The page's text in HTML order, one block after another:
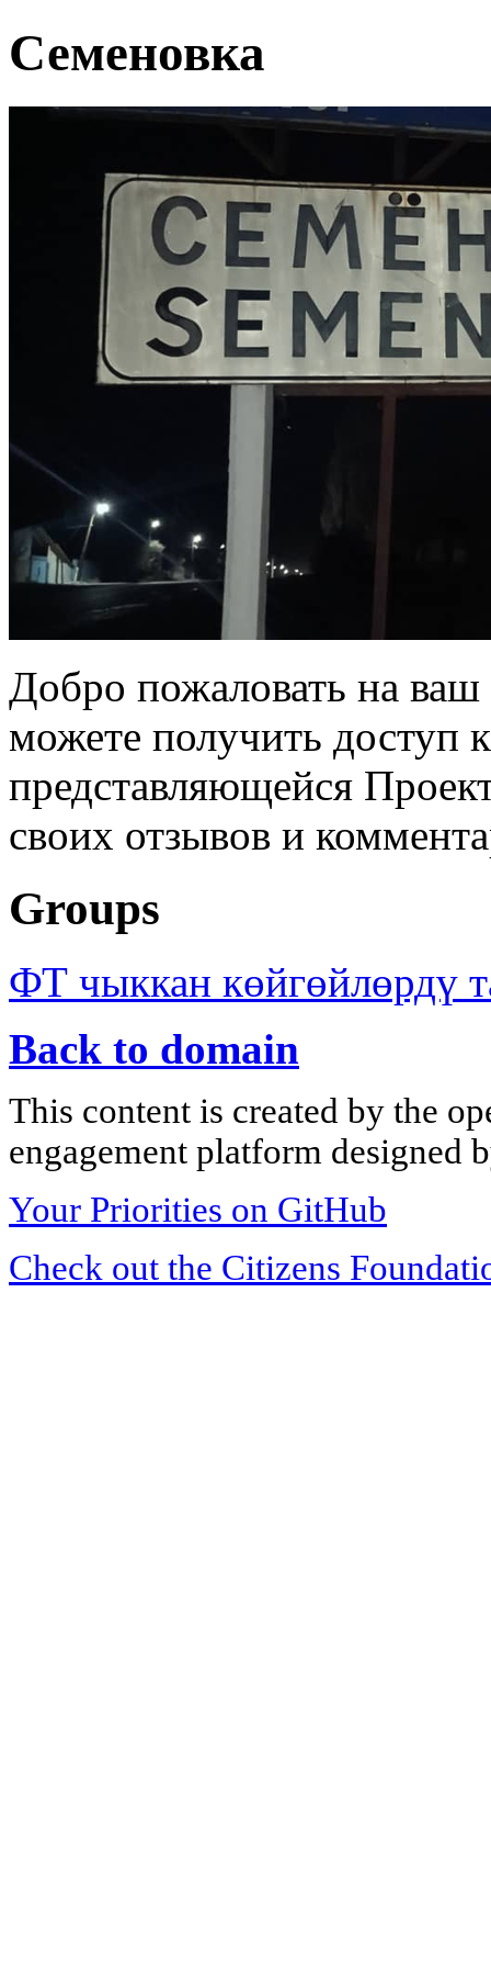
Семеновка
Добро пожаловать на
можете получить доступ
представляющейся
своих отзывов и
Groups
ФТ чыккан көйгөйлөрдү
Back to domain
This content is created by the
engagement platform designed
Your Priorities on GitHub
Check out the Citizens